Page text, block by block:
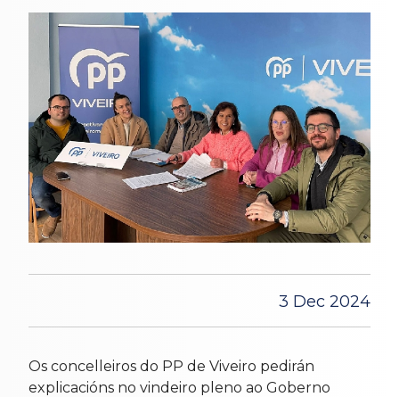
3 Dec 2024
Os concelleiros do PP de Viveiro pedirán
explicacións no vindeiro pleno ao Goberno